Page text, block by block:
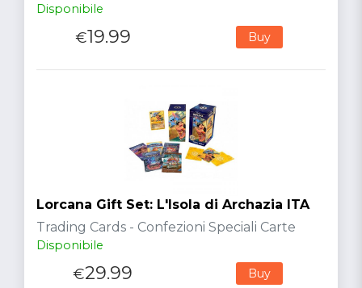
Disponibile
€19.99 Buy
Lorcana Gift Set: L'Isola di Archazia ITA
Trading Cards - Confezioni Speciali Carte
Disponibile
€29.99 Buy